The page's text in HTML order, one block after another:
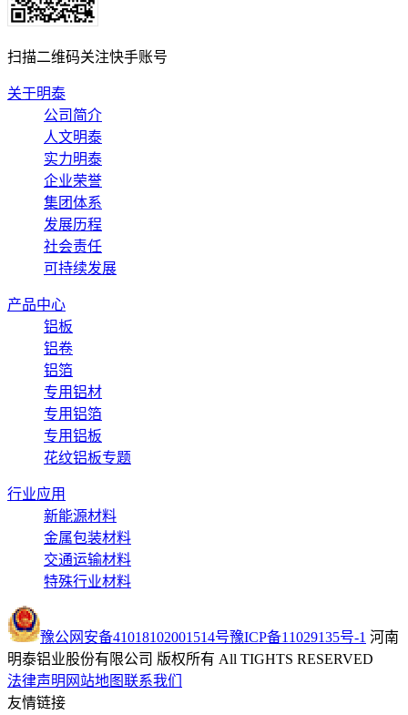
扫描二维码关注快手账号
关于明泰
公司简介
人文明泰
实力明泰
企业荣誉
集团体系
发展历程
社会责任
可持续发展
产品中心
铝板
铝卷
铝箔
专用铝材
专用铝箔
专用铝板
花纹铝板专题
行业应用
新能源材料
金属包装材料
交通运输材料
特殊行业材料
豫公网安备41018102001514号豫ICP备11029135号-1 河南
明泰铝业股份有限公司 版权所有 All TIGHTS RESERVED
法律声明 网站地图联系我们
友情链接